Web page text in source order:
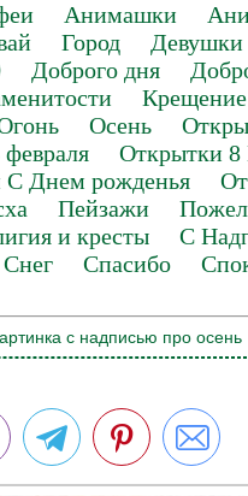
Анимашки
Город
Девушки
Доброго дня
Крещение
Осень
Открытки 8
С Днем рожденья
Пейзажи
и кресты
С
Снег Спасибо
с надписью про осень